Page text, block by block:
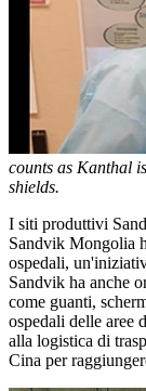
counts as Kanthal
shields.
I siti produttivi
Sandvik Mongolia
ospedali,
Sandvik ha anche
come guanti,
ospedali delle aree
alla logistica di
Cina per